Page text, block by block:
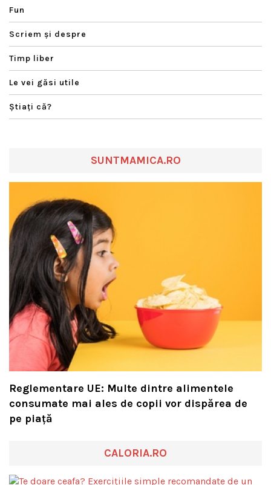
Fun
Scriem şi despre
Timp liber
Le vei găsi utile
Ştiaţi că?
SUNTMAMICA.RO
Reglementare UE: Multe dintre alimentele
consumate mai ales de copii vor dispărea de
pe piață
CALORIA.RO